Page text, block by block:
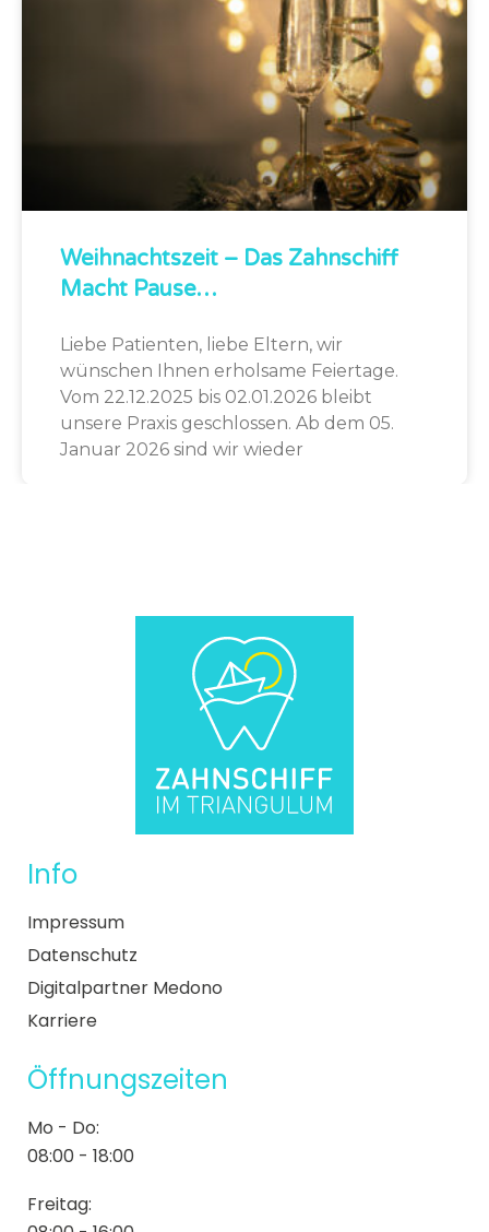
Weihnachtszeit – Das Zahnschiff
Macht Pause…
Liebe Patienten, liebe Eltern, wir
wünschen Ihnen erholsame Feiertage.
Vom 22.12.2025 bis 02.01.2026 bleibt
unsere Praxis geschlossen. Ab dem 05.
Januar 2026 sind wir wieder
Info
Impressum
Datenschutz
Digitalpartner Medono
Karriere
Öffnungszeiten
Mo - Do:
08:00 - 18:00
Freitag: